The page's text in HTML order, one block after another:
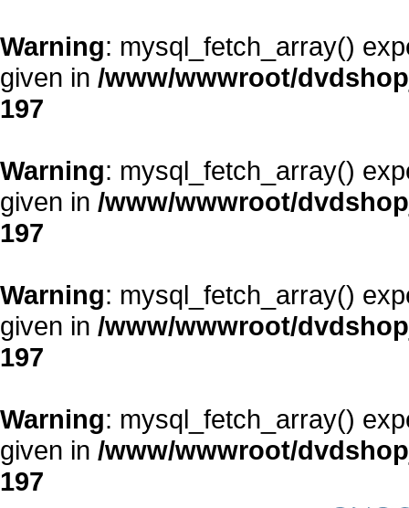
Warning: mysql_fetch_array()
given in /www/wwwroot/
197
Warning: mysql_fetch_array()
given in /www/wwwroot/
197
Warning: mysql_fetch_array()
given in /www/wwwroot/
197
Warning: mysql_fetch_array()
given in /www/wwwroot/
197